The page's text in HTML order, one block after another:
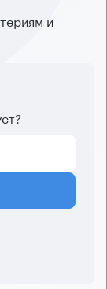
и